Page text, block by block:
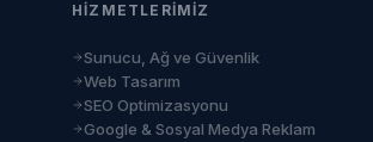
HIZMETLERIMIZ
Sunucu, Ağ ve Güvenlik
Web Tasarım
SEO Optimizasyonu
Google & Sosyal Medya Reklam